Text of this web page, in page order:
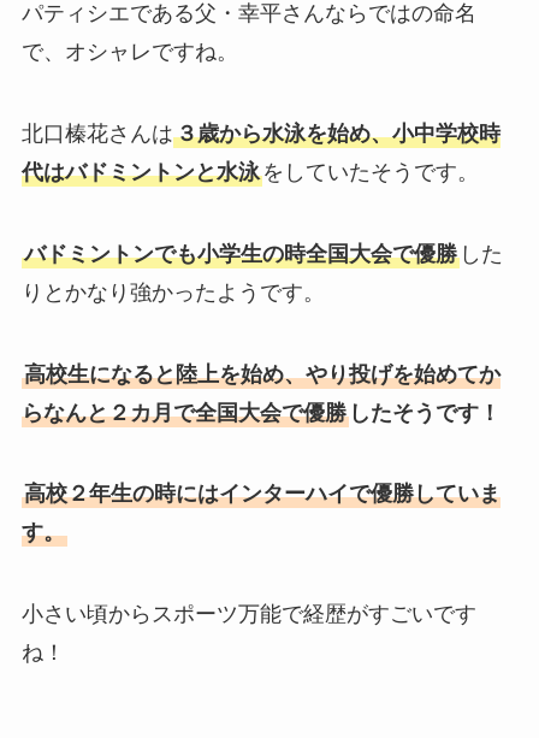
パティシエである父・幸平さんならではの命名
で、オシャレですね。
北口榛花さんは３歳から水泳を始め、小中学校時
代はバドミントンと水泳をしていたそうです。
バドミントンでも小学生の時全国大会で優勝した
りとかなり強かったようです。
高校生になると陸上を始め、やり投げを始めてか
らなんと２カ月で全国大会で優勝したそうです！
高校２年生の時にはインターハイで優勝していま
す。
小さい頃からスポーツ万能で経歴がすごいです
ね！